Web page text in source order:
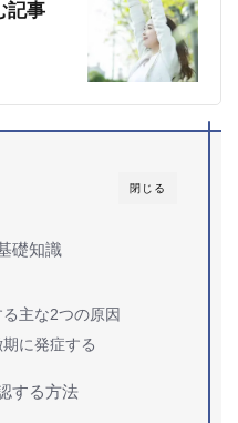
記事
閉じる
礎知識
主な2つの原因
に発症する
する方法